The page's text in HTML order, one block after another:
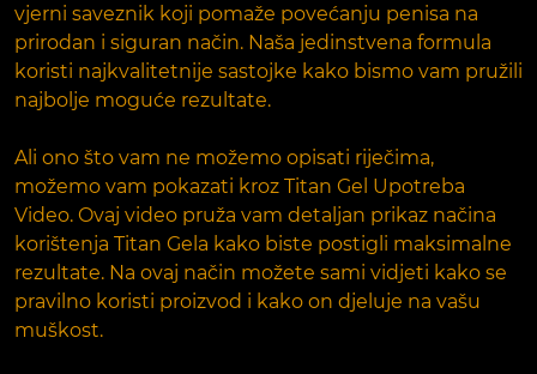
vjerni saveznik koji pomaže povećanju penisa na
prirodan i siguran način. Naša jedinstvena formula
koristi najkvalitetnije sastojke kako bismo vam pružili
najbolje moguće rezultate.
Ali ono što vam ne možemo opisati riječima,
možemo vam pokazati kroz Titan Gel Upotreba
Video. Ovaj video pruža vam detaljan prikaz načina
korištenja Titan Gela kako biste postigli maksimalne
rezultate. Na ovaj način možete sami vidjeti kako se
pravilno koristi proizvod i kako on djeluje na vašu
muškost.